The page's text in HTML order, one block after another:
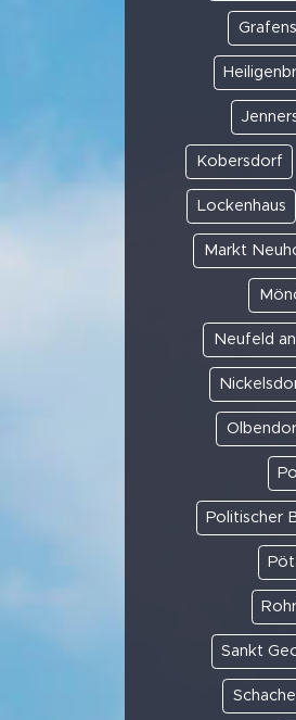
Kobersdorf
Lockenhaus
Markt
Neufeld
Politischer
Sankt